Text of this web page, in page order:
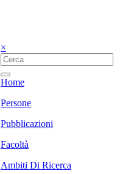
×
Home
Persone
Pubblicazioni
Facoltà
Ambiti Di Ricerca